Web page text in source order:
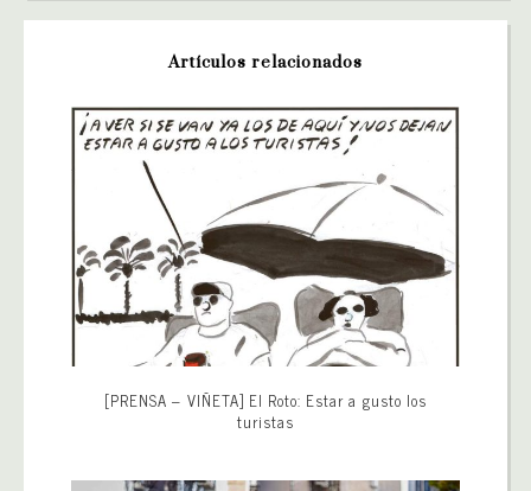
Artículos relacionados
[PRENSA – VIÑETA] El Roto: Estar a gusto los
turistas